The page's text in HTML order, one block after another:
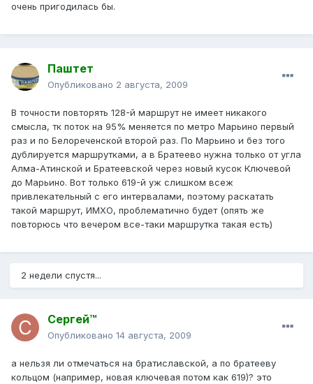
очень пригодилась бы.
Паштет
Опубликовано 2 августа, 2009
В точности повторять 128-й маршрут не имеет никакого
смысла, тк поток на 95% меняется по метро Марьино первый
раз и по Белореченской второй раз. По Марьино и без того
дублируется маршрутками, а в Братеево нужна только от угла
Алма-Атинской и Братеевской через новый кусок Ключевой
до Марьино. Вот только 619-й уж слишком всеж
привлекательный с его интервалами, поэтому раскатать
такой маршрут, ИМХО, проблематично будет (опять же
повторюсь что вечером все-таки маршрутка такая есть)
2 недели спустя...
Сергей™
Опубликовано 14 августа, 2009
а нельзя ли отмечаться на братиславской, а по братееву
кольцом (например, новая ключевая потом как 619)? это